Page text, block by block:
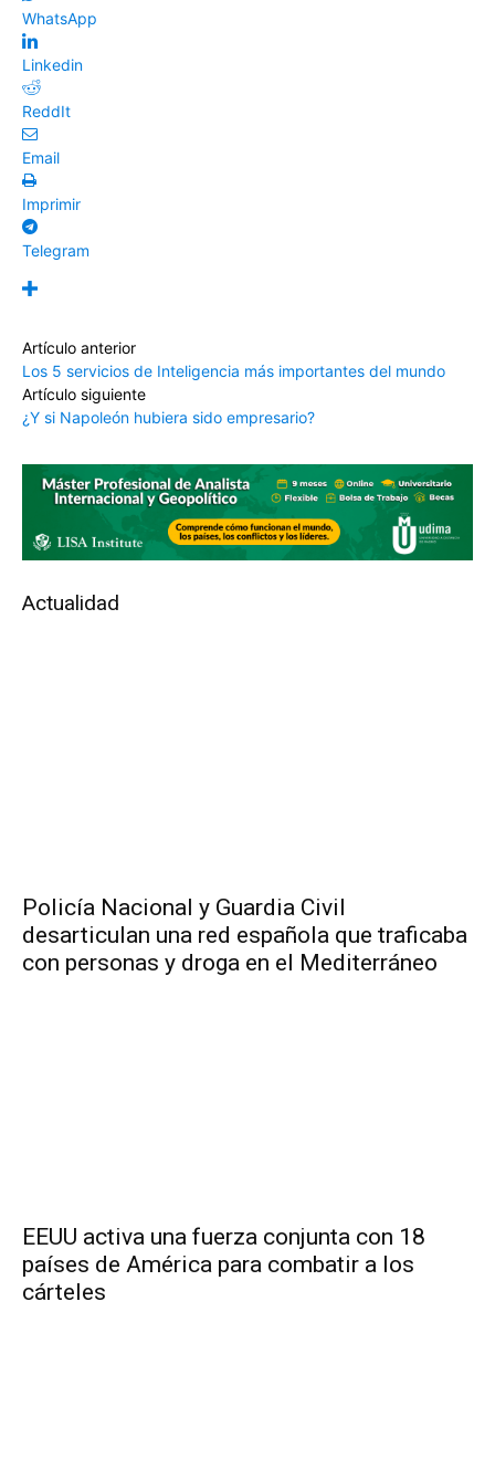
WhatsApp
Linkedin
ReddIt
Email
Imprimir
Telegram
Artículo anterior
Los 5 servicios de Inteligencia más importantes del mundo
Artículo siguiente
¿Y si Napoleón hubiera sido empresario?
Actualidad
Policía Nacional y Guardia Civil
desarticulan una red española que traficaba
con personas y droga en el Mediterráneo
EEUU activa una fuerza conjunta con 18
países de América para combatir a los
cárteles